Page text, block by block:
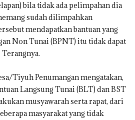
bila tidak ada pelimpahan dia
sudah dilimpahkan
mendapatkan bantuan yang
Non Tunai (BPNT) itu tidak dapat
Tiyuh Penumangan mengatakan,
Langsung Tunai (BLT) dan BST
musyawarah serta rapat, dari
masyarakat yang tidak